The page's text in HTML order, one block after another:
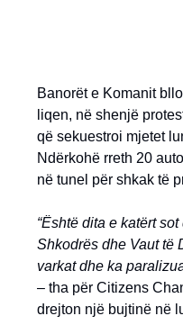
Banorët e Komanit
liqen, në shenjë
që sekuestroi mjetet
Ndërkohë rreth 20
në tunel për shkak të
“Është dita e katërt
Shkodrës dhe Vaut të
varkat dhe ka
– tha për Citizens
drejton një bujtinë në